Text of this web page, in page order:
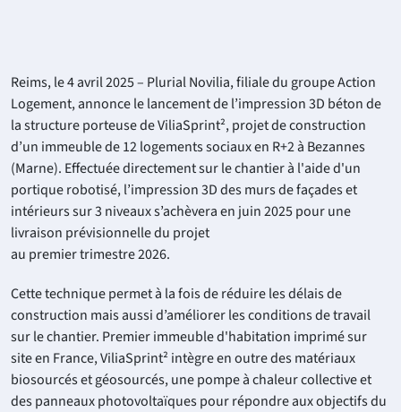
Reims, le 4 avril 2025 – Plurial Novilia, filiale du groupe Action
Logement, annonce le lancement de l’impression 3D béton de
la structure porteuse de ViliaSprint², projet de construction
d’un immeuble de 12 logements sociaux en R+2 à Bezannes
(Marne). Effectuée directement sur le chantier à l'aide d'un
portique robotisé, l’impression 3D des murs de façades et
intérieurs sur 3 niveaux s’achèvera en juin 2025 pour une
livraison prévisionnelle du projet
au premier trimestre 2026.
Cette technique permet à la fois de réduire les délais de
construction mais aussi d’améliorer les conditions de travail
sur le chantier. Premier immeuble d'habitation imprimé sur
site en France, ViliaSprint² intègre en outre des matériaux
biosourcés et géosourcés, une pompe à chaleur collective et
des panneaux photovoltaïques pour répondre aux objectifs du